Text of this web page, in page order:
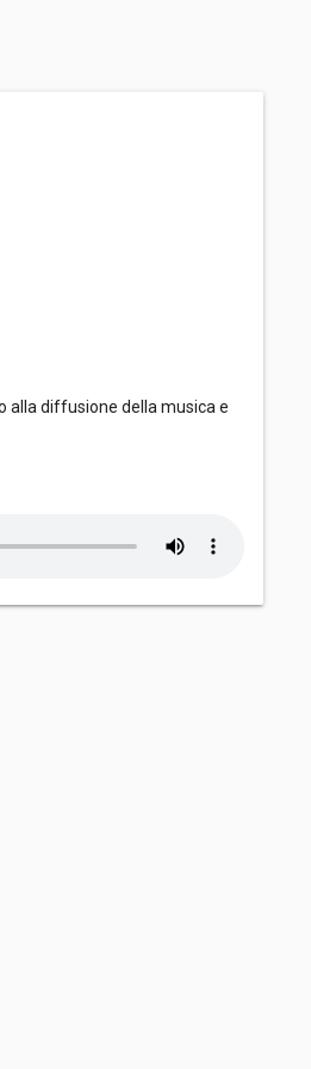
alla diffusione della musica e